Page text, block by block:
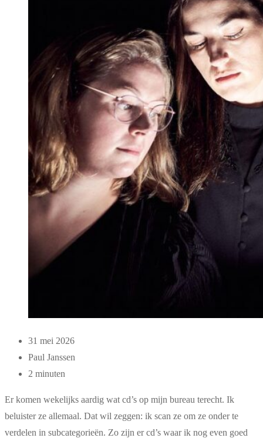
31 mei 2026
Paul Janssen
2 minuten
Er komen wekelijks aardig wat cd’s op mijn bureau terecht. Ik
beluister ze allemaal. Dat wil zeggen: ik scan ze om ze onder te
verdelen in subcategorieën. Zo zijn er cd’s waar ik nog even goed